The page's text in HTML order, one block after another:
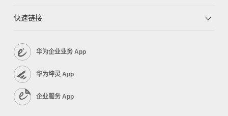
快速链接
华为企业业务 App
华为坤灵 App
企业服务 App